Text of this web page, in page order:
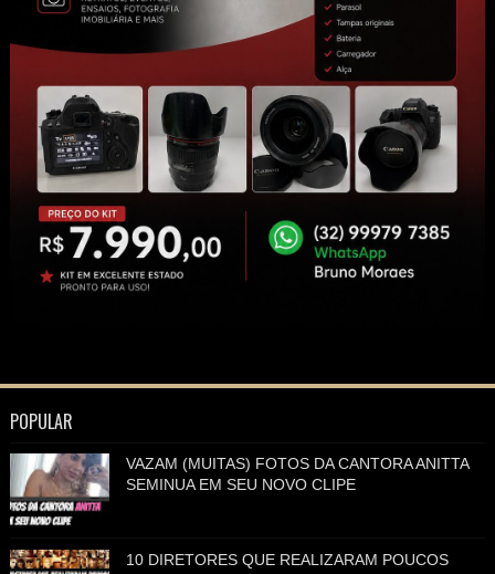
POPULAR
VAZAM (MUITAS) FOTOS DA CANTORA ANITTA
SEMINUA EM SEU NOVO CLIPE
10 DIRETORES QUE REALIZARAM POUCOS